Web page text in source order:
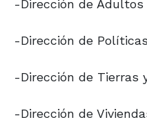
-Dirección de Adultos
-Dirección de
-Dirección de Tierras
-Dirección de